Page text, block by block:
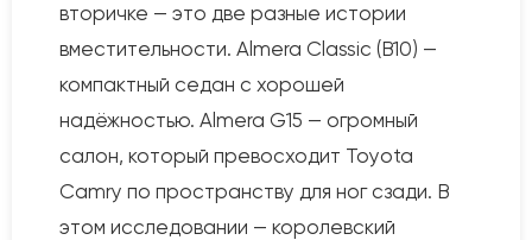
вторичке — это две разные истории
вместительности. Almera Classic (B10) —
компактный седан с хорошей
надёжностью. Almera G15 — огромный
салон, который превосходит Toyota
Camry по пространству для ног сзади. В
этом исследовании — королевский